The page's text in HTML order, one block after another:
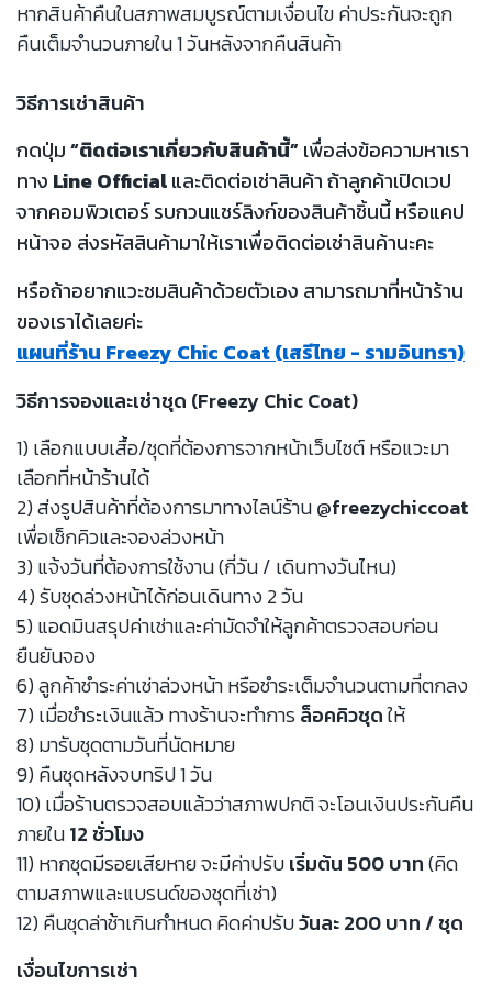
หากสินค้าคืนในสภาพสมบูรณ์ตามเงื่อนไข ค่าประกันจะถูก
คืนเต็มจำนวนภายใน 1 วันหลังจากคืนสินค้า
วิธีการเช่าสินค้า
กดปุ่ม“ติดต่อเราเกี่ยวกับสินค้านี้”เพื่อส่งข้อความหาเรา
ทาง Line Officialและติดต่อเช่าสินค้า ถ้าลูกค้าเปิดเวป
จากคอมพิวเตอร์ รบกวนแชร์ลิงก์ของสินค้าชิ้นนี้ หรือแคป
หน้าจอ ส่งรหัสสินค้ามาให้เราเพื่อติดต่อเช่าสินค้านะคะ
หรือถ้าอยากแวะชมสินค้าด้วยตัวเอง สามารถมาที่หน้าร้าน
ของเราได้เลยค่ะ
แผนที่ร้าน Freezy Chic Coat (เสรีไทย - รามอินทรา)
วิธีการจองและเช่าชุด (Freezy Chic Coat)
1) เลือกแบบเสื้อ/ชุดที่ต้องการจากหน้าเว็บไซต์ หรือแวะมา
เลือกที่หน้าร้านได้
2) ส่งรูปสินค้าที่ต้องการมาทางไลน์ร้าน@freezychiccoat
เพื่อเช็กคิวและจองล่วงหน้า
3) แจ้งวันที่ต้องการใช้งาน (กี่วัน / เดินทางวันไหน)
4) รับชุดล่วงหน้าได้ก่อนเดินทาง 2 วัน
5) แอดมินสรุปค่าเช่าและค่ามัดจำให้ลูกค้าตรวจสอบก่อน
ยืนยันจอง
6) ลูกค้าชำระค่าเช่าล่วงหน้า หรือชำระเต็มจำนวนตามที่ตกลง
7) เมื่อชำระเงินแล้ว ทางร้านจะทำการล็อคคิวชุดให้
8) มารับชุดตามวันที่นัดหมาย
9) คืนชุดหลังจบทริป 1 วัน
10) เมื่อร้านตรวจสอบแล้วว่าสภาพปกติ จะโอนเงินประกันคืน
ภายใน12 ชั่วโมง
11) หากชุดมีรอยเสียหาย จะมีค่าปรับเริ่มต้น 500 บาท(คิด
ตามสภาพและแบรนด์ของชุดที่เช่า)
12) คืนชุดล่าช้าเกินกำหนด คิดค่าปรับวันละ 200 บาท / ชุด
เงื่อนไขการเช่า